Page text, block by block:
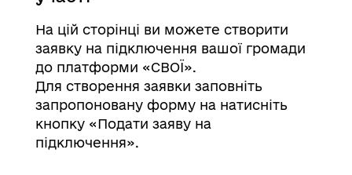
На цій сторінці ви можете створити
заявку на підключення вашої громади
до платформи «СВОЇ».
Для створення заявки заповніть
запропоновану форму на натисніть
кнопку «Подати заяву на
підключення».